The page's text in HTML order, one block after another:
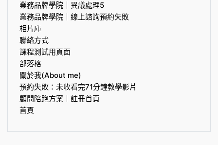
業務品牌學院｜異議處理5
業務品牌學院｜線上諮詢預約失敗
相片庫
聯絡方式
課程測試用頁面
部落格
關於我(About me)
預約失敗：未收看完71分鐘教學影片
顧問陪跑方案｜註冊首頁
首頁